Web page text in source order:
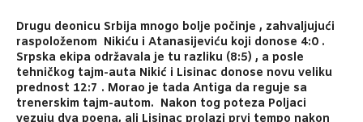
Drugu deonicu Srbija mnogo bolje počinje , zahvaljujući
raspoloženom Nikiću i Atanasijeviću koji donose 4:0 .
Srpska ekipa održavala je tu razliku (8:5) , a posle
tehničkog tajm-auta Nikić i Lisinac donose novu veliku
prednost 12:7 . Morao je tada Antiga da reguje sa
trenerskim tajm-autom. Nakon tog poteza Poljaci